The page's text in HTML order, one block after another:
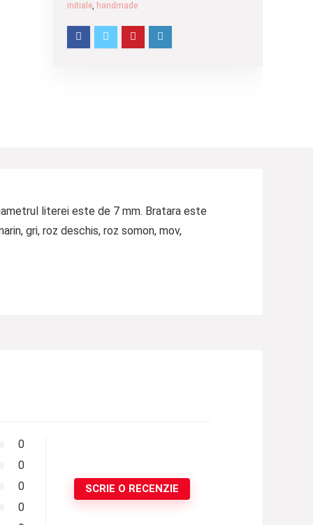
initiale, handmade
literei este de 7 mm. Bratara este
gri, roz deschis, roz somon, mov,
0
0
0
0
SCRIE O RECENZIE